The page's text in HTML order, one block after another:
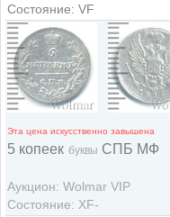
Состояние: VF
Эта цена искусственно завышена
5 копеек буквы СПБ МФ
Аукцион: Wolmar VIP
Состояние: XF-